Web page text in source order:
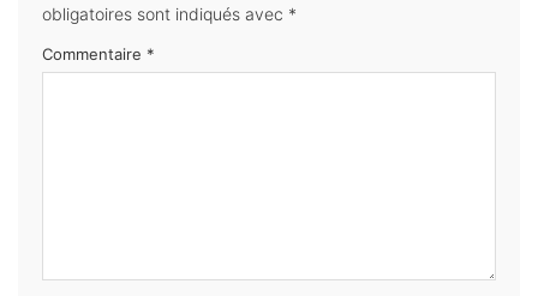
obligatoires sont indiqués avec *
Commentaire *